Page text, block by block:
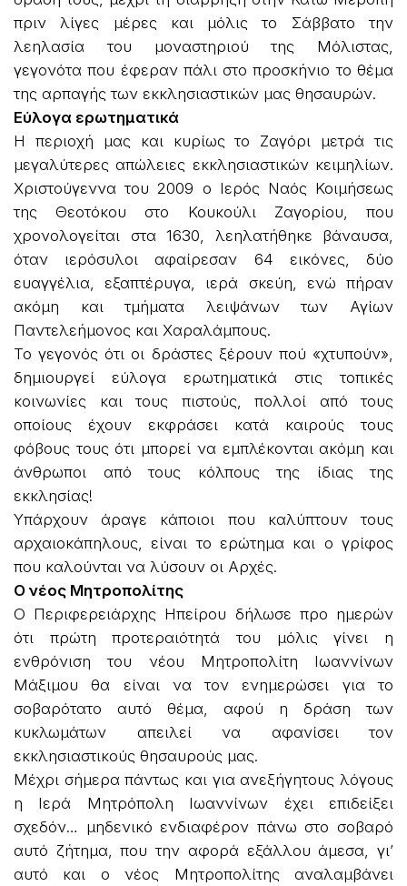
πριν λίγες μέρες και μόλις το Σάββατο την
λεηλασία του μοναστηριού της Μόλιστας,
γεγονότα που έφεραν πάλι στο προσκήνιο το θέμα
της αρπαγής των εκκλησιαστικών μας θησαυρών.
Εύλογα ερωτηματικά
Η περιοχή μας και κυρίως το Ζαγόρι μετρά τις
μεγαλύτερες απώλειες εκκλησιαστικών κειμηλίων.
Χριστούγεννα του 2009 ο Ιερός Ναός Κοιμήσεως
της Θεοτόκου στο Κουκούλι Ζαγορίου, που
χρονολογείται στα 1630, λεηλατήθηκε βάναυσα,
όταν ιερόσυλοι αφαίρεσαν 64 εικόνες, δύο
ευαγγέλια, εξαπτέρυγα, ιερά σκεύη, ενώ πήραν
ακόμη και τμήματα λειψάνων των Αγίων
Παντελεήμονος και Χαραλάμπους.
Το γεγονός ότι οι δράστες ξέρουν πού «χτυπούν»,
δημιουργεί εύλογα ερωτηματικά στις τοπικές
κοινωνίες και τους πιστούς, πολλοί από τους
οποίους έχουν εκφράσει κατά καιρούς τους
φόβους τους ότι μπορεί να εμπλέκονται ακόμη και
άνθρωποι από τους κόλπους της ίδιας της
εκκλησίας!
Υπάρχουν άραγε κάποιοι που καλύπτουν τους
αρχαιοκάπηλους, είναι το ερώτημα και ο γρίφος
που καλούνται να λύσουν οι Αρχές.
Ο νέος Μητροπολίτης
Ο Περιφερειάρχης Ηπείρου δήλωσε προ ημερών
ότι πρώτη προτεραιότητά του μόλις γίνει η
ενθρόνιση του νέου Μητροπολίτη Ιωαννίνων
Μάξιμου θα είναι να τον ενημερώσει για το
σοβαρότατο αυτό θέμα, αφού η δράση των
κυκλωμάτων απειλεί να αφανίσει τον
εκκλησιαστικούς θησαυρούς μας.
Μέχρι σήμερα πάντως και για ανεξήγητους λόγους
η Ιερά Μητρόπολη Ιωαννίνων έχει επιδείξει
σχεδόν… μηδενικό ενδιαφέρον πάνω στο σοβαρό
αυτό ζήτημα, που την αφορά εξάλλου άμεσα, γι’
αυτό και ο νέος Μητροπολίτης αναλαμβάνει